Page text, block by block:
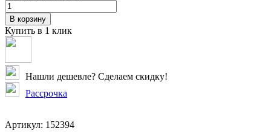
В корзину
Купить в 1 клик
Нашли дешевле? Сделаем скидку!
Рассрочка
Артикул: 152394